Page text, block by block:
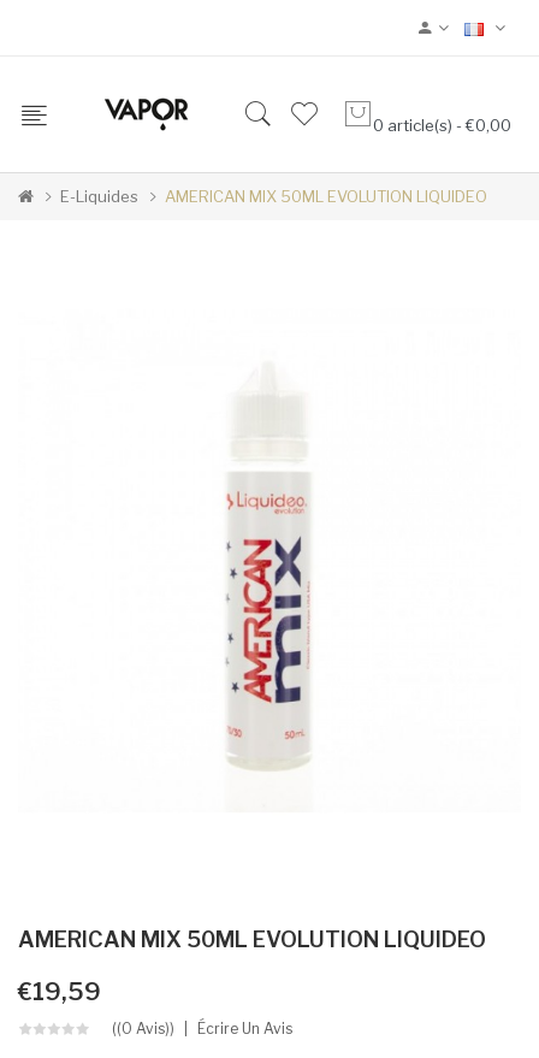
0 article(s) - €0,00
E-Liquides AMERICAN MIX 50ML EVOLUTION LIQUIDEO
AMERICAN MIX 50ML EVOLUTION LIQUIDEO
€19,59
((0 Avis)) Écrire Un Avis